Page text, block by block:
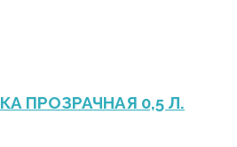
ПРОЗРАЧНАЯ 0,5 Л.